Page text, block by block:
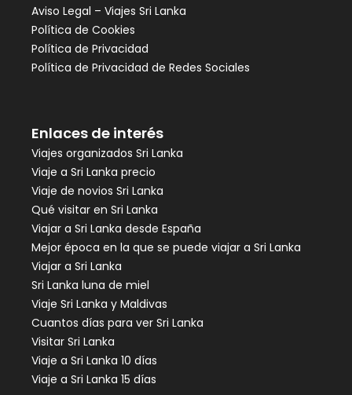
Aviso Legal – Viajes Sri Lanka
Política de Cookies
Política de Privacidad
Política de Privacidad de Redes Sociales
Enlaces de interés
Viajes organizados Sri Lanka
Viaje a Sri Lanka precio
Viaje de novios Sri Lanka
Qué visitar en Sri Lanka
Viajar a Sri Lanka desde España
Mejor época en la que se puede viajar a Sri Lanka
Viajar a Sri Lanka
Sri Lanka luna de miel
Viaje Sri Lanka y Maldivas
Cuantos días para ver Sri Lanka
Visitar Sri Lanka
Viaje a Sri Lanka 10 días
Viaje a Sri Lanka 15 días